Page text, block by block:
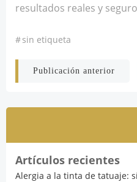
resultados reales y
#sin etiqueta
Navegación
por
entradas
Publicación anterior
Buscar
Artículos recientes
Alergia a la tinta de tatuaje: